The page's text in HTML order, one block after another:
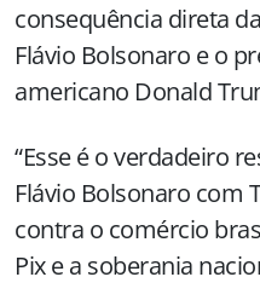
consequência direta
Flávio Bolsonaro e o
americano Donald
“Esse é o verdadeiro
Flávio Bolsonaro com
contra o comércio
Pix e a soberania